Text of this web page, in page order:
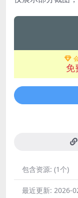
免
包含资源: (1个)
最近更新: 2026-